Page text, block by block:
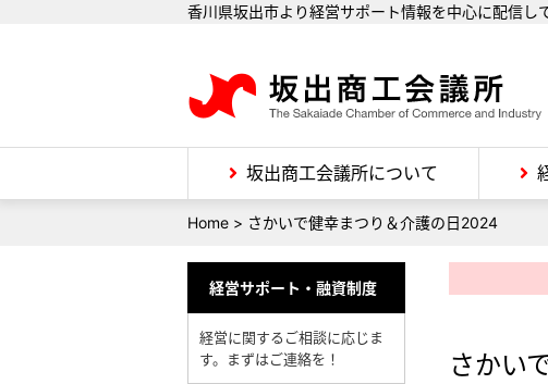
香川県坂出市より経営サポート情報を中心に配信し
坂出商工会議所について
Home > さかいで健幸まつり＆介護の日2024
さかい
経営サポート・融資制度
経営に関するご相談に応じま
す。まずはご連絡を！